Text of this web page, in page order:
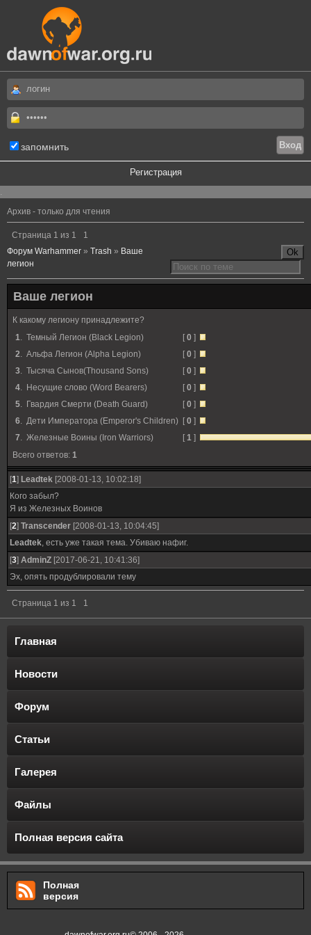
запомнить
Регистрация
.
Архив - только для чтения
Страница 1 из 1
1
Форум Warhammer » Trash » Ваше
легион
Ваше легион
К какому легиону принадлежите?
1. Темный Легион (Black Legion) [ 0 ]
2. Альфа Легион (Alpha Legion) [ 0 ]
3. Тысяча Сынов(Thousand Sons) [ 0 ]
4. Несущие слово (Word Bearers) [ 0 ]
5. Гвардия Смерти (Death Guard) [ 0 ]
6. Дети Императора (Emperor's Children) [ 0 ]
7. Железные Воины (Iron Warriors) [ 1 ]
Всего ответов: 1
[1] Leadtek [2008-01-13, 10:02:18]
Кого забыл?
Я из Железных Воинов
[2] Transcender [2008-01-13, 10:04:45]
Leadtek, есть уже такая тема. Убиваю нафиг.
[3] AdminZ [2017-06-21, 10:41:36]
Эх, опять продублировали тему
Страница 1 из 1 1
Главная
Новости
Форум
Статьи
Галерея
Файлы
Полная версия сайта
Полная
версия